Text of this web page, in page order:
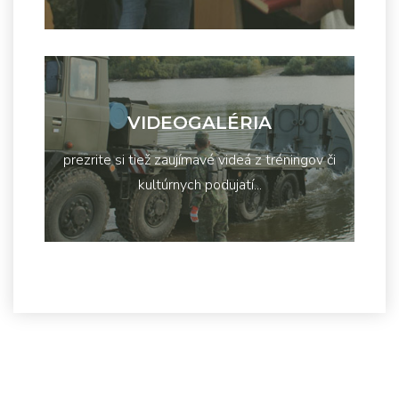
VIDEOGALÉRIA
prezrite si tiež zaujímavé videá z tréningov či
kultúrnych podujatí...